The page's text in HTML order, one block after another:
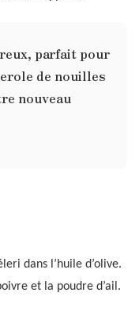
parfait pour
de nouilles
nouveau
dans l’huile d’olive.
et la poudre d’ail.